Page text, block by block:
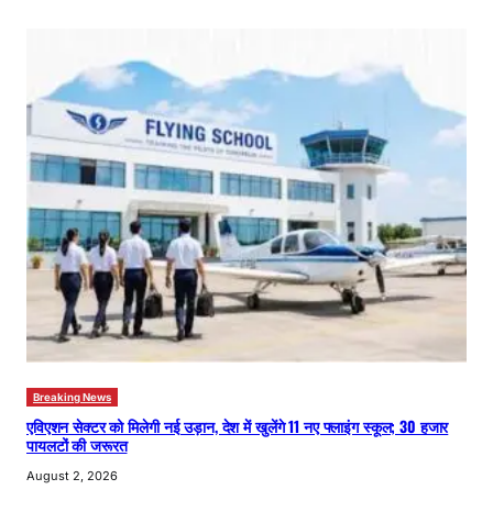
Breaking News
एविएशन सेक्टर को मिलेगी नई उड़ान, देश में खुलेंगे 11 नए फ्लाइंग स्कूल; 30 हजार
पायलटों की जरूरत
August 2, 2026